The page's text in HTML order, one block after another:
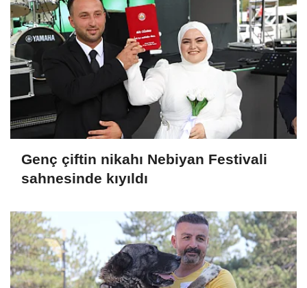
Genç çiftin nikahı Nebiyan Festivali
sahnesinde kıyıldı